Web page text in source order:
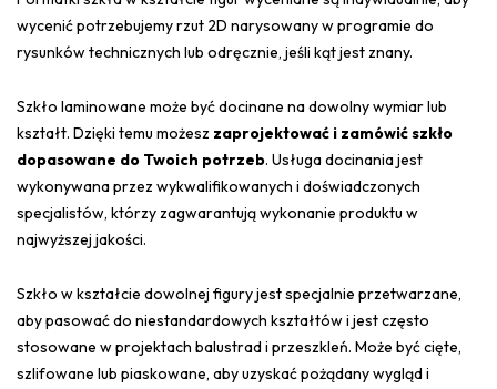
wycenić potrzebujemy rzut 2D narysowany w programie do
rysunków technicznych lub odręcznie, jeśli kąt jest znany.
Szkło laminowane może być docinane na dowolny wymiar lub
kształt. Dzięki temu możesz zaprojektować i zamówić szkło
dopasowane do Twoich potrzeb. Usługa docinania jest
wykonywana przez wykwalifikowanych i doświadczonych
specjalistów, którzy zagwarantują wykonanie produktu w
najwyższej jakości.
Szkło w kształcie dowolnej figury jest specjalnie przetwarzane,
aby pasować do niestandardowych kształtów i jest często
stosowane w projektach balustrad i przeszkleń. Może być cięte,
szlifowane lub piaskowane, aby uzyskać pożądany wygląd i